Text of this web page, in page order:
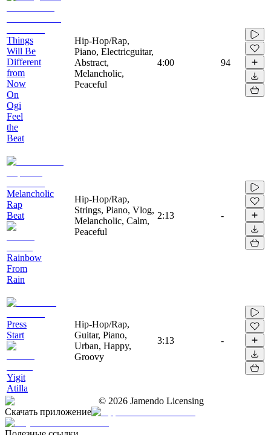
Things
Will Be
Different
from
Now
On
Ogi
Feel
the
Beat
Hip-Hop/Rap,
Piano, Electricguitar,
Abstract,
Melancholic,
Peaceful
4:00 94
Melancholic
Rap
Beat
Rainbow
From
Rain
Hip-Hop/Rap,
Strings, Piano, Vlog,
Melancholic, Calm,
Peaceful
2:13 -
Press
Start
Yigit
Atilla
Hip-Hop/Rap,
Guitar, Piano,
Urban, Happy,
Groovy
3:13 -
© 2026 Jamendo Licensing
Скачать приложение